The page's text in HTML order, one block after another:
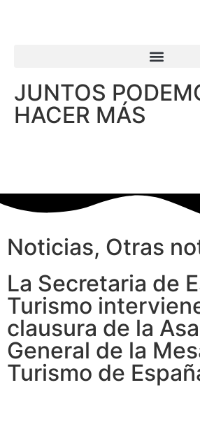
JUNTOS
HACER MÁS
Noticias, Otras
La Secretaria de
Turismo
clausura de la
General de la
Turismo de